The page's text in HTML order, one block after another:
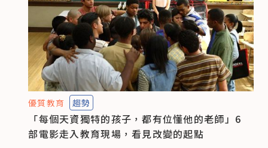
優質教育 趨勢
「每個天資獨特的孩子，都有位懂他的老師」6
部電影走入教育現場，看見改變的起點